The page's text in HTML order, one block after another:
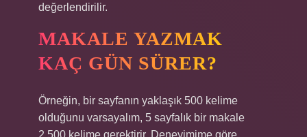
değerlendirilir.
MAKALE YAZMAK
KAÇ GÜN SÜRER?
Örneğin, bir sayfanın yaklaşık 500 kelime
olduğunu varsayalım, 5 sayfalık bir makale
2.500 kelime gerektirir. Deneyimime göre,